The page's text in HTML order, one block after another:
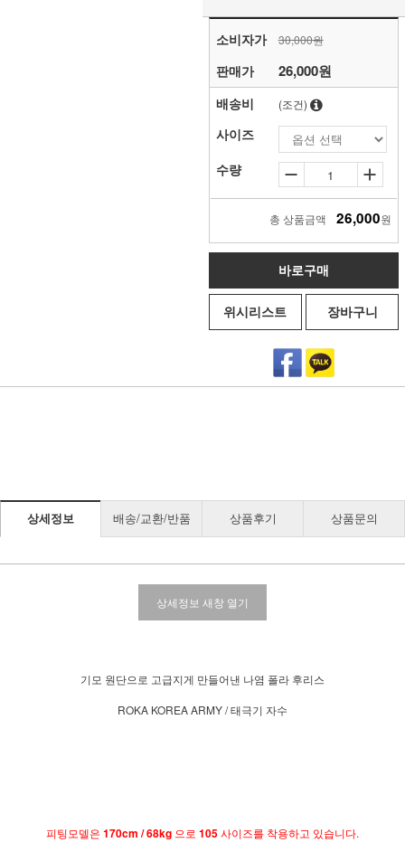
소비자가 30,000원
판매가 26,000원
배송비 (조건)
사이즈
수량
총 상품금액 26,000원
바로구매
위시리스트 장바구니
상세정보 배송/교환/반품 상품후기 상품문의
상세정보 새창 열기
기모 원단으로 고급지게 만들어낸 나염 폴라 후리스
ROKA KOREA ARMY / 태극기 자수
피팅모델은 170cm / 68kg 으로 105사이즈를 착용하고 있습니다.